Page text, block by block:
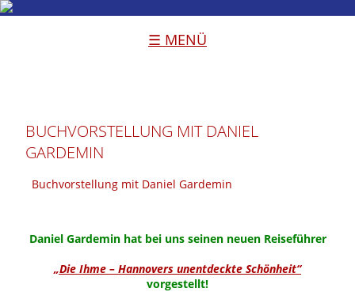
☰ MENÜ
BUCHVORSTELLUNG MIT DANIEL
GARDEMIN
Buchvorstellung mit Daniel Gardemin
Daniel Gardeminhat bei uns seinen neuen Reiseführer
„Die Ihme – Hannovers unentdeckte Schönheit“
vorgestellt!